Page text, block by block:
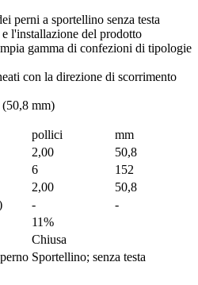
perni a sportellino senza testa
l'installazione del prodotto
gamma di confezioni di tipologie
con la direzione di scorrimento
mm)
pollici
mm
2,00
50,8
6
152
2,00
50,8
-
-
11%
Chiusa
Sportellino; senza testa